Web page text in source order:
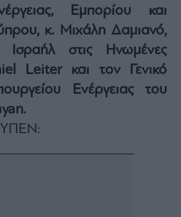
Εμπορίου και
κ. Μιχάλη Δαμιανό,
στις Ηνωμένες
Leiter και τον Γενικό
Ενέργειας του
ΥΠΕΝ: